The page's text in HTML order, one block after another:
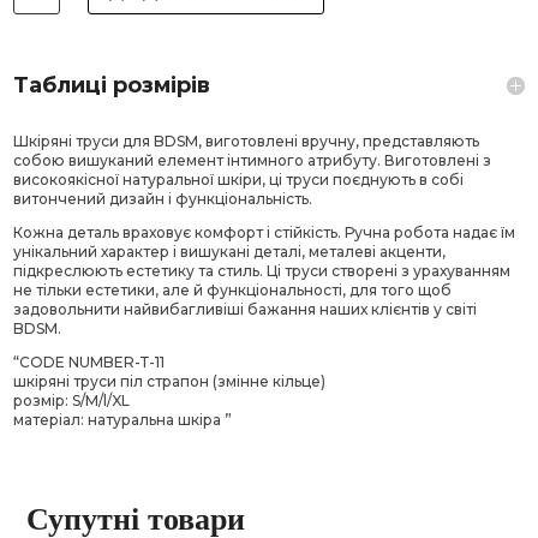
кількість
Таблиці розмірів
Шкіряні труси для BDSM, виготовлені вручну, представляють
собою вишуканий елемент інтимного атрибуту. Виготовлені з
високоякісної натуральної шкіри, ці труси поєднують в собі
витончений дизайн і функціональність.
Кожна деталь враховує комфорт і стійкість. Ручна робота надає їм
унікальний характер і вишукані деталі, металеві акценти,
підкреслюють естетику та стиль. Ці труси створені з урахуванням
не тільки естетики, але й функціональності, для того щоб
задовольнити найвибагливіші бажання наших клієнтів у світі
BDSM.
“CODE NUMBER-Т-11
шкіряні труси піл страпон (змінне кільце)
розмір: S/M/l/XL
матеріал: натуральна шкіра ”
Супутні товари